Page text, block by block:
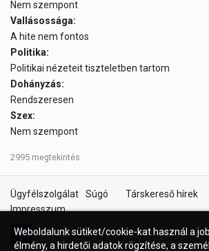
Nem szempont
Vallásossága:
A hite nem fontos
Politika:
Politikai nézeteit tiszteletben tartom
Dohányzás:
Rendszeresen
Szex:
Nem szempont
2995 megtekintés
Ügyfélszolgálat Súgó Társkereső hírek
Impresszum
Weboldalunk sütiket/cookie-kat használ a
élmény, a hirdetői adatok rögzítése, a